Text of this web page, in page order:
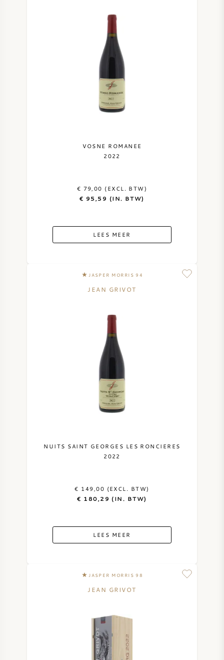
VOSNE ROMANEE
2022
€ 79,00 (EXCL. BTW)
€ 95,59 (IN. BTW)
LEES MEER
JASPER MORRIS 94
JEAN GRIVOT
NUITS SAINT GEORGES LES RONCIERES
2022
€ 149,00 (EXCL. BTW)
€ 180,29 (IN. BTW)
LEES MEER
JASPER MORRIS 98
JEAN GRIVOT